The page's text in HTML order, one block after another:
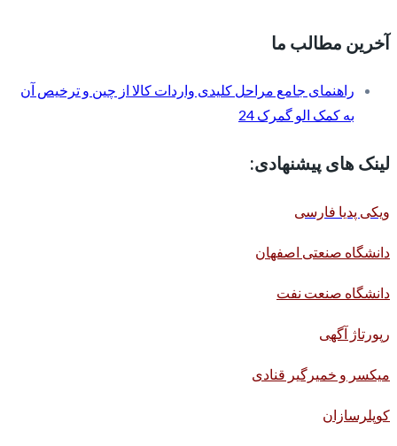
آخرین مطالب ما
راهنمای جامع مراحل کلیدی واردات کالا از چین و ترخیص آن
به کمک الو گمرک 24
لینک های پیشنهادی:
ویکی پدیا فارسی
دانشگاه صنعتی اصفهان
دانشگاه صنعت نفت
رپورتاژ آگهی
میکسر و خمیرگیر قنادی
کوپلرسازان